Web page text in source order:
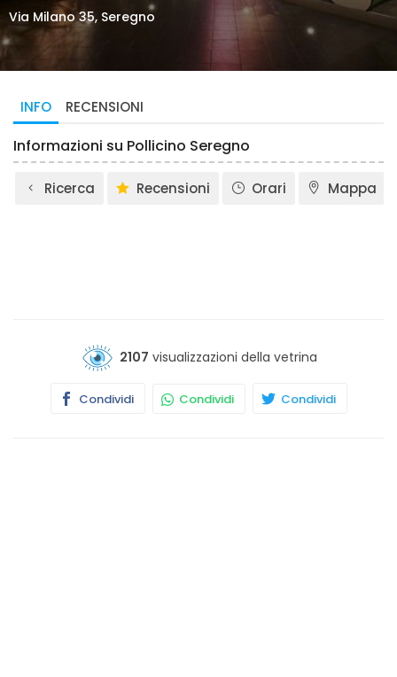
Via Milano 35, Seregno
INFO RECENSIONI
Informazioni su Pollicino Seregno
Ricerca Recensioni Orari Mappa
2107 visualizzazioni della vetrina
Condividi Condividi Condividi